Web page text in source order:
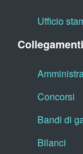
Ufficio
Concorsi
Bandi di
Bilanci